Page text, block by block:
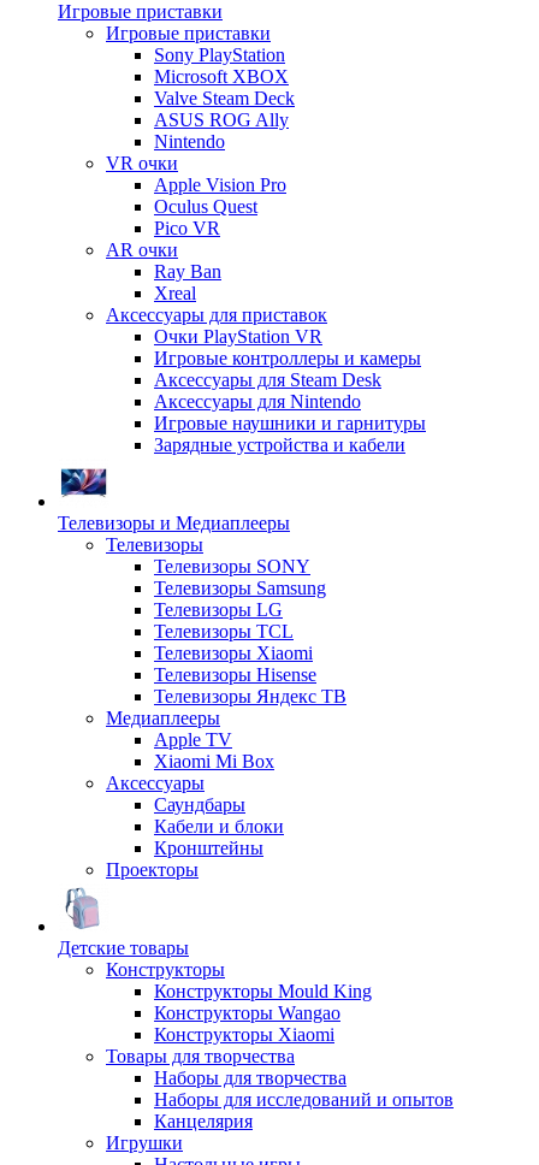
Игровые приставки
Игровые приставки
Sony PlayStation
Microsoft XBOX
Valve Steam Deck
ASUS ROG Ally
Nintendo
VR очки
Apple Vision Pro
Oculus Quest
Pico VR
AR очки
Ray Ban
Xreal
Аксессуары для приставок
Очки PlayStation VR
Игровые контроллеры и камеры
Аксессуары для Steam Desk
Аксессуары для Nintendo
Игровые наушники и гарнитуры
Зарядные устройства и кабели
Телевизоры и Медиаплееры
Телевизоры
Телевизоры SONY
Телевизоры Samsung
Телевизоры LG
Телевизоры TCL
Телевизоры Xiaomi
Телевизоры Hisense
Телевизоры Яндекс ТВ
Медиаплееры
Apple TV
Xiaomi Mi Box
Аксессуары
Саундбары
Кабели и блоки
Кронштейны
Проекторы
Детские товары
Конструкторы
Конструкторы Mould King
Конструкторы Wangao
Конструкторы Xiaomi
Товары для творчества
Наборы для творчества
Наборы для исследований и опытов
Канцелярия
Игрушки